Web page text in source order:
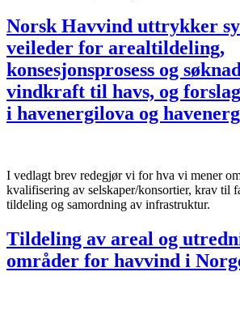
Norsk Havvind uttrykker
veileder for arealtildeling,
konsesjonsprosess og
vindkraft til havs, og
i havenergilova og
I vedlagt brev redegjør vi for hva vi mener
kvalifisering av selskaper/konsortier, krav til
tildeling og samordning av infrastruktur.
Tildeling av areal og
områder for havvind i